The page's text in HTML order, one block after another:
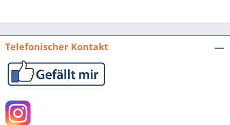
Doch auch hier sind die Schicksale
Mit der vorliegenden Arbeit wird
versucht, das Leben der in
Telefonischer Kontakt